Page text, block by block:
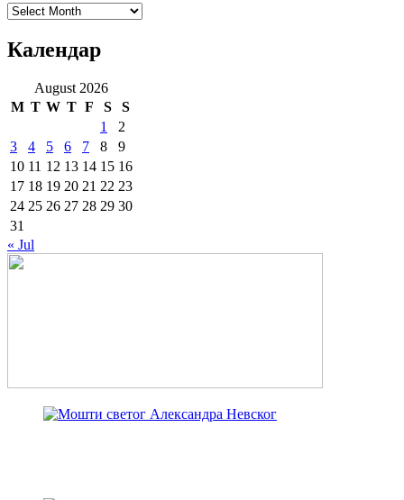
Архиве
Календар
August 2026
M T W T F S
S
1
2
3
4 5 6 7 8
9
10 11 12 13 14 15 16
17 18 19 20 21 22 23
24 25 26 27 28 29 30
31
« Jul